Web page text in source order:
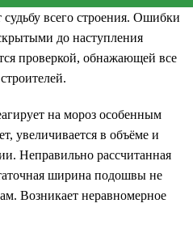
судьбу всего строения. Ошибки
до наступления
проверкой, обнажающей все
на мороз особенным
увеличивается в объёме и
Неправильно рассчитанная
ширина подошвы не
Возникает неравномерное